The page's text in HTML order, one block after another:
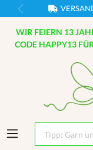
WIR FEIERN 13
CODE HAPPY13
Tipp: Garn